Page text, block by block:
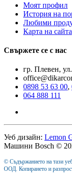
Моят профил
История на
Любими
Карта на сайта
Свържете се с нас
гр. Плевен,
0898 53 63 00,
064 888 111
Уеб дизайн: Lemon
Машини Bosch ©
© Съдържанието на тази
ООД. Копирането и